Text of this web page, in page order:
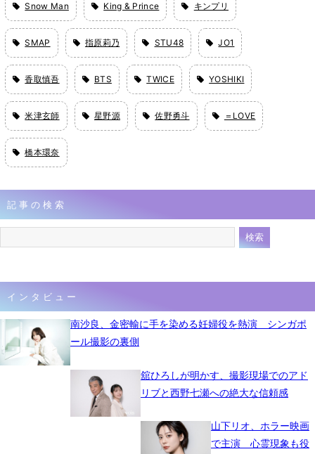
Snow Man King & Prince キンプリ
SMAP 指原莉乃 STU48 JO1
香取慎吾 BTS TWICE YOSHIKI
米津玄師 星野源 佐野勇斗 ＝LOVE
橋本環奈
記事の検索
インタビュー
南沙良、金密輸に手を染める妊婦役を熱演 シンガポ
ール撮影の裏側
舘ひろしが明かす、撮影現場でのアド
リブと西野七瀬への絶大な信頼感
山下リオ、ホラー映画
で主演 心霊現象も役